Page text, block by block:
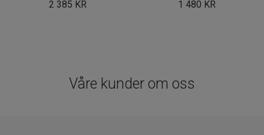
2 385 KR
1 480 KR
Våre kunder om oss